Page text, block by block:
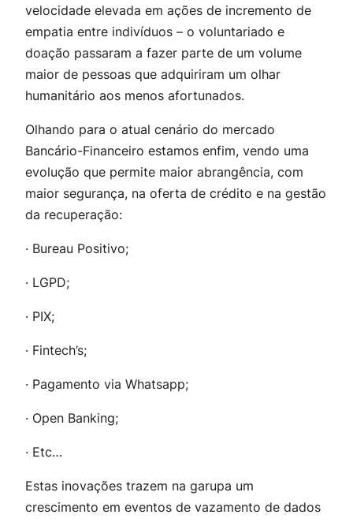
velocidade elevada em ações de incremento de
empatia entre indivíduos – o voluntariado e
doação passaram a fazer parte de um volume
maior de pessoas que adquiriram um olhar
humanitário aos menos afortunados.
Olhando para o atual cenário do mercado
Bancário-Financeiro estamos enfim, vendo uma
evolução que permite maior abrangência, com
maior segurança, na oferta de crédito e na gestão
da recuperação:
· Bureau Positivo;
· LGPD;
· PIX;
· Fintech’s;
· Pagamento via Whatsapp;
· Open Banking;
· Etc…
Estas inovações trazem na garupa um
crescimento em eventos de vazamento de dados